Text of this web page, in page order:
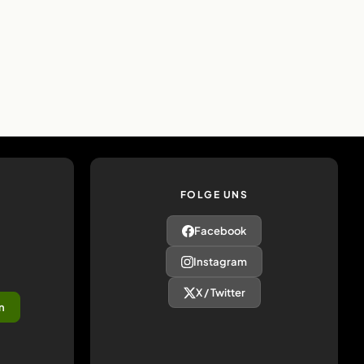
FOLGE UNS
Facebook
Instagram
X / Twitter